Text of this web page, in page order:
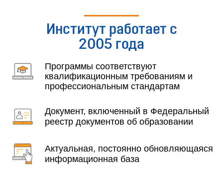
Институт работает с
2005 года
Программы соответствуют
квалификационным требованиям и
профессиональным стандартам
Документ, включенный в Федеральный
реестр документов об образовании
Актуальная, постоянно обновляющаяся
информационная база